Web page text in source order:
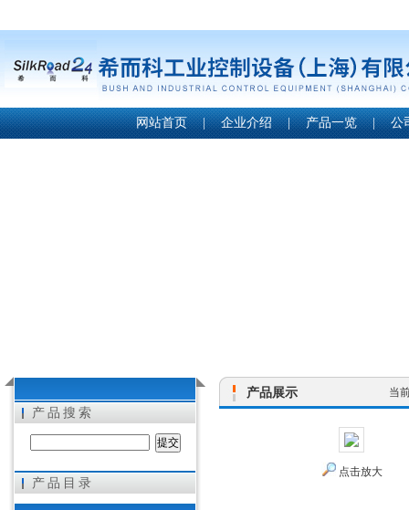
希而科工业控制设备（上海）有限公司
网站首页 | 企业介绍 | 产品一览 | 公
产品搜索
产品目录
产品展示 当
点击放大